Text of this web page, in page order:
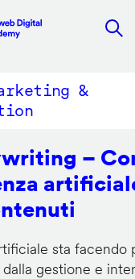
&
–
sta facendo
gestione e